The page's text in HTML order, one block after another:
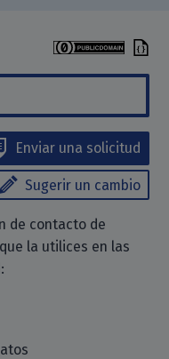
Enviar una solicitud
Sugerir un cambio
de contacto de
la utilices en las